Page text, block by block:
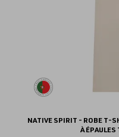
NATIVE SPIRIT - ROBE T-
À